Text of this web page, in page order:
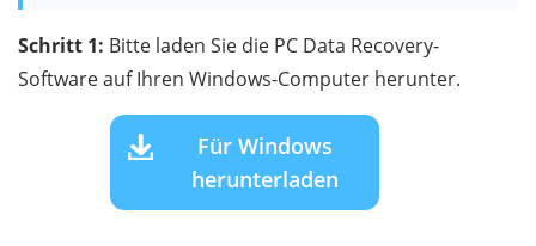
Schritt 1: Bitte laden Sie die PC Data Recovery-
Software auf Ihren Windows-Computer herunter.
Für Windows
herunterladen